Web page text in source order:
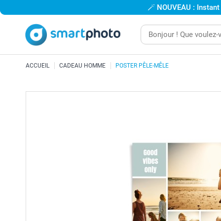
🪄 NOUVEAU :
ACCUEIL CADEAU HOMME POSTER PÊLE-MÊLE